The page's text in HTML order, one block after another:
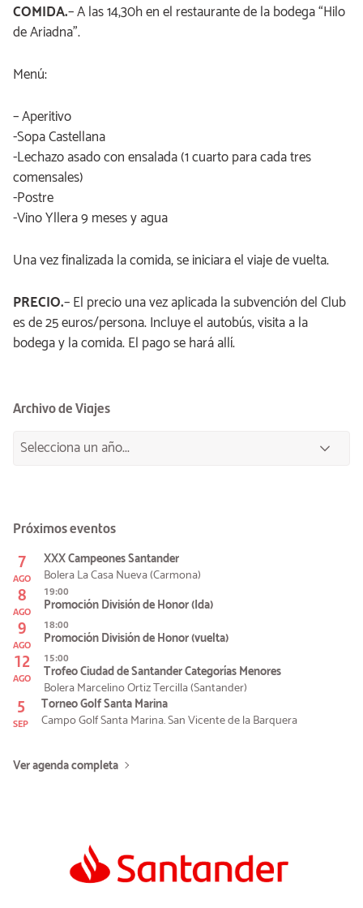
COMIDA.– A las 14,30h en el restaurante de la bodega “Hilo
de Ariadna”.
Menú:
– Aperitivo
-Sopa Castellana
-Lechazo asado con ensalada (1 cuarto para cada tres
comensales)
-Postre
-Vino Yllera 9 meses y agua
Una vez finalizada la comida, se iniciara el viaje de vuelta.
PRECIO.– El precio una vez aplicada la subvención del Club
es de 25 euros/persona. Incluye el autobús, visita a la
bodega y la comida. El pago se hará allí.
Archivo de Viajes
Próximos eventos
7
AGO
XXX Campeones Santander
Bolera La Casa Nueva (Carmona)
8
AGO
19:00
Promoción División de Honor (Ida)
9
AGO
18:00
Promoción División de Honor (vuelta)
12
AGO
15:00
Trofeo Ciudad de Santander Categorías Menores
Bolera Marcelino Ortiz Tercilla (Santander)
5
SEP
Torneo Golf Santa Marina
Campo Golf Santa Marina. San Vicente de la Barquera
Ver agenda completa